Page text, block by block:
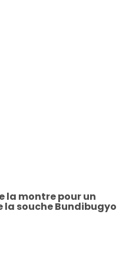
la montre pour un
souche Bundibugyo